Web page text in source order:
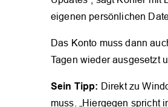
eigenen persönlichen
Das Konto muss dann
Tagen wieder ausgesetzt
Sein Tipp: Direkt zu
muss. „Hiergegen spricht